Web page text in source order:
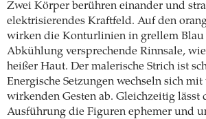
Zwei Körper berühren einander und
elektrisierendes Kraftfeld. Auf den
wirken die Konturlinien in grellem Blau
Abkühlung versprechende Rinnsale,
heißer Haut. Der malerische Strich ist
Energische Setzungen wechseln sich
wirkenden Gesten ab. Gleichzeitig lässt
Ausführung die Figuren ephemer und